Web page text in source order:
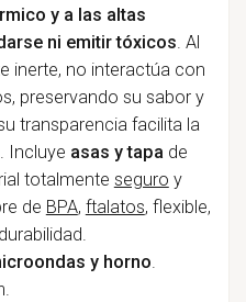
y a las altas
ni emitir tóxicos. Al
inerte, no interactúa con
preservando su sabor y
transparencia facilita la
Incluye asas y tapa de
totalmente seguro y
de BPA, ftalatos, flexible,
y horno.